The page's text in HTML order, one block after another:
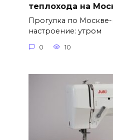
теплохода на
Прогулка по
настроение: утром
0 10